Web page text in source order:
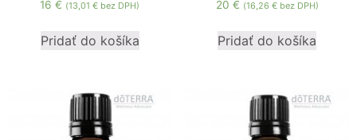
16€ (13,01€ bez DPH)
Pridať do košíka
20 € (16,26 €bez DPH)
Pridať do košíka
Ak tieto
cookie